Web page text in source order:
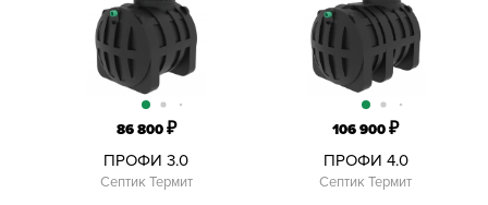
86 800₽
ПРОФИ 3.0
Септик Термит
106 900₽
ПРОФИ 4.0
Септик Термит